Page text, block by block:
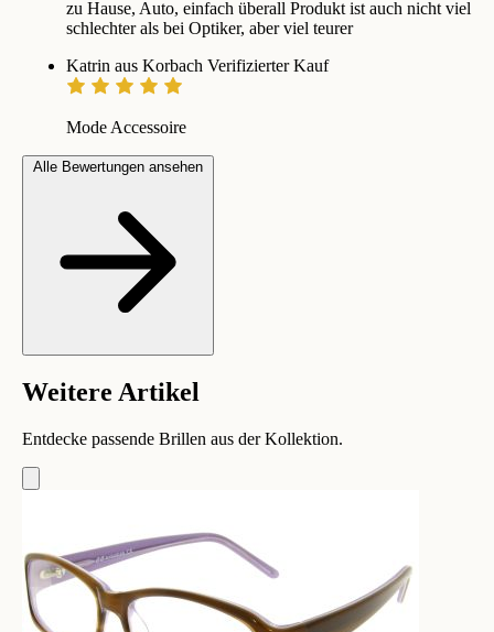
zu Hause, Auto, einfach überall Produkt ist auch nicht viel
schlechter als bei Optiker, aber viel teurer
Katrin aus Korbach Verifizierter Kauf
Mode Accessoire
Alle Bewertungen ansehen
Weitere Artikel
Entdecke passende Brillen aus der Kollektion.